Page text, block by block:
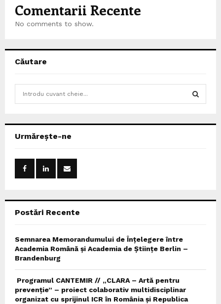
Comentarii Recente
No comments to show.
Căutare
h
Urmărește-ne
Postări Recente
Semnarea Memorandumului de Înțelegere între
Academia Română și Academia de Științe Berlin –
Brandenburg
Programul CANTEMIR // „CLARA – Artă pentru
prevenție” – proiect colaborativ multidisciplinar
organizat cu sprijinul ICR în România și Republica